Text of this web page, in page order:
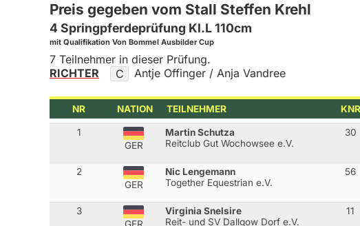
Preis gegeben vom Stall Steffen Krehl
4 Springpferdeprüfung Kl.L 110cm
mit Qualifikation Von Bommel Ausbilder Cup
7 Teilnehmer in dieser Prüfung.
RICHTER
C Antje Offinger / Anja Vandree
NR NATION TEILNEHMER KNR
1
GER
Martin Schutza
Reitclub Gut Wochowsee e.V.
30
2
GER
Nic Lengemann
Together Equestrian e.V.
56
3
Virginia Snelsire
Reit- und SV Dallgow Dorf e.V.
11